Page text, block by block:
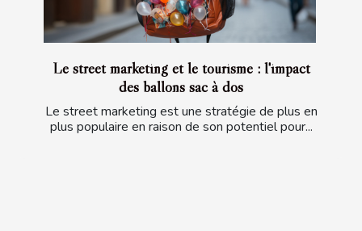
Le street marketing et le tourisme : l'impact
des ballons sac à dos
Le street marketing est une stratégie de plus en
plus populaire en raison de son potentiel pour...